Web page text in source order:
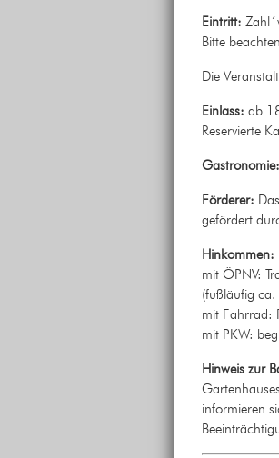
Eintritt:
Bitte
Die
Einlass: ab
Reservierte
Gastronomie:
Förderer:
gefördert
Hinkommen:
mit ÖPNV:
(fußläufig
mit Fahrrad:
mit PKW:
Hinweis zur
informieren